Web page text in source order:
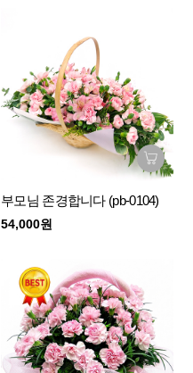
부모님 존경합니다 (pb-0104)
54,000원